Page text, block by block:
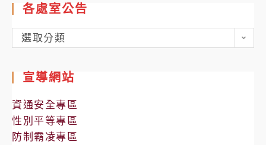
各處室公告
各
處
公
告
選取分類
宣導網站
資通安全專區
性別平等專區
防制霸凌專區